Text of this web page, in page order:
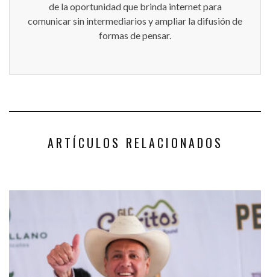
de la oportunidad que brinda internet para
comunicar sin intermediarios y ampliar la difusión de
formas de pensar.
ARTÍCULOS RELACIONADOS